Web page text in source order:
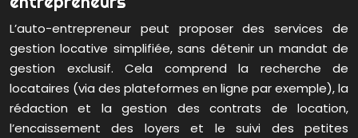
L’auto-entrepreneur peut proposer des services de
gestion locative simplifiée, sans détenir un mandat de
gestion exclusif. Cela comprend la recherche de
locataires (via des plateformes en ligne par exemple), la
rédaction et la gestion des contrats de location,
l’encaissement des loyers et le suivi des petites